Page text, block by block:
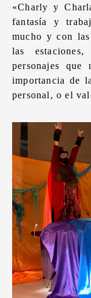
«Charly y
fantasía y
mucho y con
las
personajes que
importancia de
personal, o el